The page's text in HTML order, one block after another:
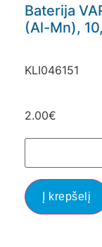
Baterija
(Al-Mn),
KLI046151
2.00€
Į krepšelį